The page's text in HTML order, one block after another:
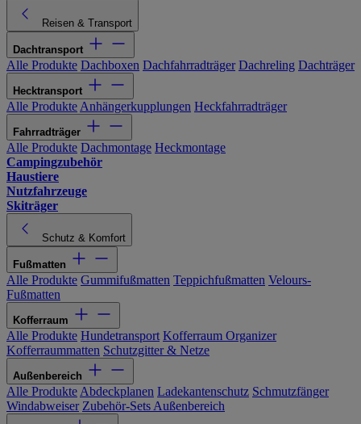
Reisen & Transport
Dachtransport
Alle Produkte Dachboxen Dachfahrradträger Dachreling Dachträger
Hecktransport
Alle Produkte Anhängerkupplungen Heckfahrradträger
Fahrradträger
Alle Produkte Dachmontage Heckmontage
Campingzubehör
Haustiere
Nutzfahrzeuge
Skiträger
Schutz & Komfort
Fußmatten
Alle Produkte Gummifußmatten Teppichfußmatten Velours-
Fußmatten
Kofferraum
Alle Produkte Hundetransport Kofferraum Organizer
Kofferraummatten Schutzgitter & Netze
Außenbereich
Alle Produkte Abdeckplanen Ladekantenschutz Schmutzfänger
Windabweiser Zubehör-Sets Außenbereich